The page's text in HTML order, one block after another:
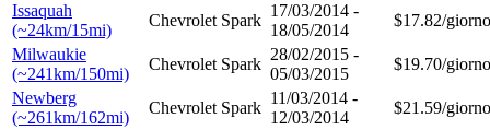
Issaquah
(~24km/15mi)
Chevrolet Spark
17/03/2014 -
18/05/2014
$17.82/giorno
Milwaukie
(~241km/150mi)
Chevrolet Spark
28/02/2015 -
05/03/2015
$19.70/giorno
Newberg
(~261km/162mi)
Chevrolet Spark
11/03/2014 -
12/03/2014
$21.59/giorno